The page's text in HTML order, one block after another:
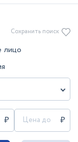
лицо
Сохранить поиск